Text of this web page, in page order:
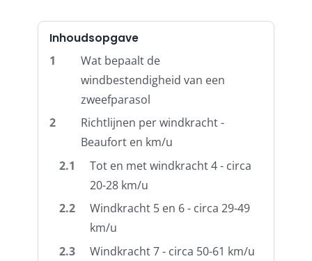
Verlichting
Glatz Vita Collectie
Glatz parasoldoeken
Inhoudsopgave
1
Wat bepaalt de
windbestendigheid van een
zweefparasol
2
Richtlijnen per windkracht -
Beaufort en km/u
2.1
Tot en met windkracht 4 - circa
20-28 km/u
2.2
Windkracht 5 en 6 - circa 29-49
km/u
2.3
Windkracht 7 - circa 50-61 km/u